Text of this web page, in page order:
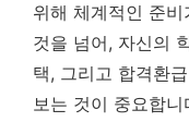
위해 체계적인 준
것을 넘어, 자신의
택, 그리고 합격환
보는 것이 중요합